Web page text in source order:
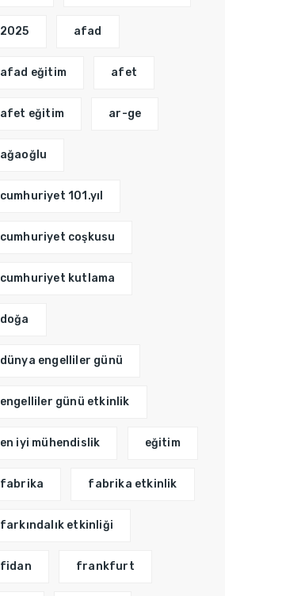
2025 afad
afad eğitim afet
afet eğitim ar-ge
ağaoğlu
cumhuriyet 101.yıl
cumhuriyet coşkusu
cumhuriyet kutlama
doğa
dünya engelliler günü
engelliler günü etkinlik
en iyi mühendislik eğitim
fabrika fabrika etkinlik
farkındalık etkinliği
fidan frankfurt